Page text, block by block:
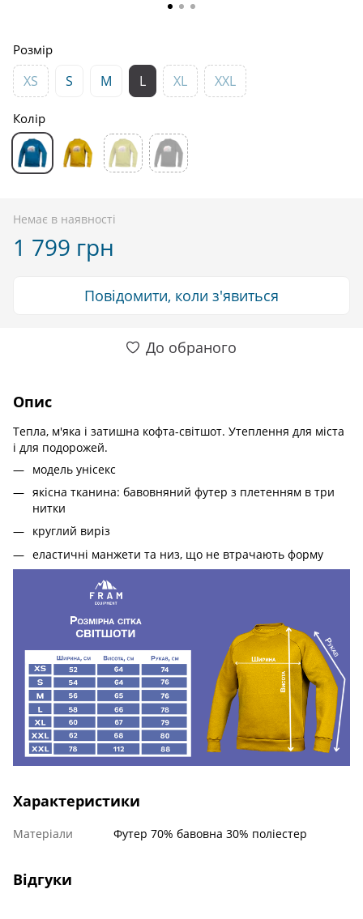
Розмір
XS S M L XL XXL
Колір
Немає в наявності
1 799 грн
Повідомити, коли з'явиться
До обраного
Опис
Тепла, м'яка і затишна кофта-світшот. Утеплення для міста
і для подорожей.
модель унісекс
якісна тканина: бавовняний футер з плетенням в три
нитки
круглий виріз
еластичні манжети та низ, що не втрачають форму
Характеристики
Матеріали Футер 70% бавовна 30% поліестер
Відгуки